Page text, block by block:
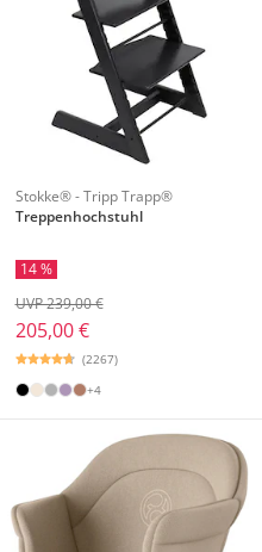
Stokke® - Tripp Trapp®
Treppenhochstuhl
14 %
205,00 €
UVP 239,00 €
(2267)
+4